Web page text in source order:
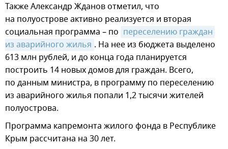
Также Александр Жданов отметил, что
на полуострове активно реализуется и вторая
социальная программа – по переселению граждан
из аварийного жилья . На нее из бюджета выделено
613 млн рублей, и до конца года планируется
построить 14 новых домов для граждан. Всего,
по данным министра, в программу по переселению
из аварийного жилья попали 1,2 тысячи жителей
полуострова.
Программа капремонта жилого фонда в Республике
Крым рассчитана на 30 лет.